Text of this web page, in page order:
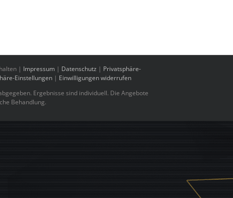
| Impressum | Datenschutz | Privatsphäre-
Einstellungen | Einwilligungen widerrufen
Ergebnisse sind individuell. Die Angebote
Behandlung.